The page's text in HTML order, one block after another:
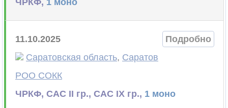
ЧРКФ, 1 моно
11.10.2025
Подробно
Саратовская область, Саратов
РОО СОКК
ЧРКФ, САС II гр., САС IX гр., 1 моно